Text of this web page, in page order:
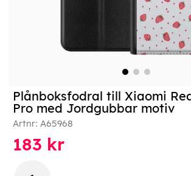
Plånboksfodral till Xiaomi
Pro med Jordgubbar motiv
Artnr: A65968
183 kr